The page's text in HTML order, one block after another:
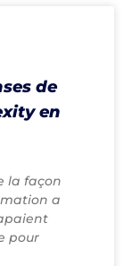
de
en
la façon
a
pour